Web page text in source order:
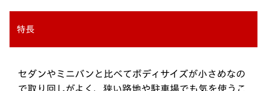
特長
セダンやミニバンと比べてボディサイズが小さめなの
で取り回しがよく、狭い路地や駐車場でも気を使うこ